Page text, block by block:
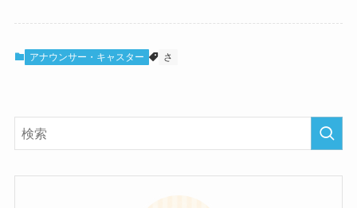
アナウンサー・キャスター さ